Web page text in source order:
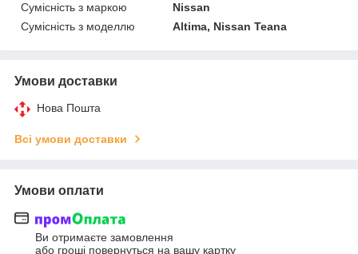
Сумісність з маркою
Nissan
Сумісність з моделлю
Altima, Nissan Teana
Умови доставки
Нова Пошта
Всі умови доставки
Умови оплати
Ви отримаєте замовлення
або гроші повернуться на вашу картку